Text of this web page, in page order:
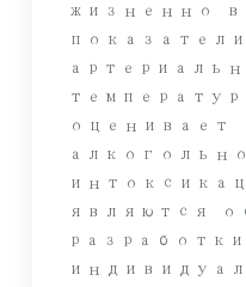
жизненно
оценивает
являются
разработки